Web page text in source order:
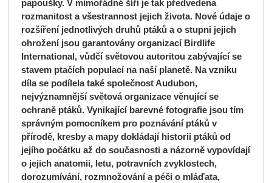
papoušky. V mimořádné šíři je tak předvedena
rozmanitost a všestrannost jejich života. Nové údaje o
rozšíření jednotlivých druhů ptáků a o stupni jejich
ohrožení jsou garantovány organizací Birdlife
International, vůdčí světovou autoritou zabývající se
stavem ptačích populací na naší planetě. Na vzniku
díla se podílela také společnost Audubon,
nejvýznamnější světová organizace věnující se
ochraně ptáků. Vynikající barevné fotografie jsou tím
správným pomocníkem pro poznávání ptáků v
přírodě, kresby a mapy dokládají historii ptáků od
jejího počátku až do současnosti a názorně vypovídají
o jejich anatomii, letu, potravních zvyklostech,
dorozumívání, rozmnožování a péči o mláďata,